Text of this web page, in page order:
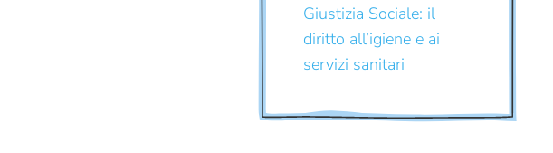
Giustizia Sociale: il
diritto all’igiene e ai
servizi sanitari